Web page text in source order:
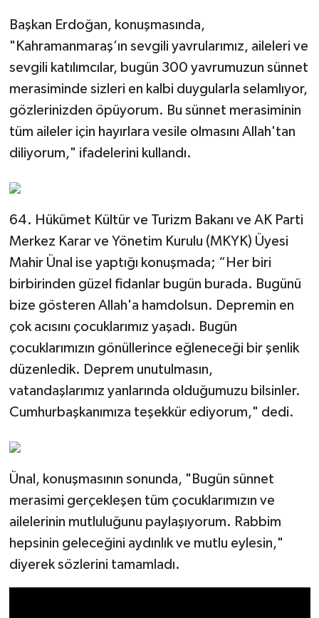
Başkan Erdoğan, konuşmasında,
"Kahramanmaraş’ın sevgili yavrularımız, aileleri ve
sevgili katılımcılar, bugün 300 yavrumuzun sünnet
merasiminde sizleri en kalbi duygularla selamlıyor,
gözlerinizden öpüyorum. Bu sünnet merasiminin
tüm aileler için hayırlara vesile olmasını Allah'tan
diliyorum," ifadelerini kullandı.
64. Hükümet Kültür ve Turizm Bakanı ve AK Parti
Merkez Karar ve Yönetim Kurulu (MKYK) Üyesi
Mahir Ünal ise yaptığı konuşmada; “Her biri
birbirinden güzel fidanlar bugün burada. Bugünü
bize gösteren Allah'a hamdolsun. Depremin en
çok acısını çocuklarımız yaşadı. Bugün
çocuklarımızın gönüllerince eğleneceği bir şenlik
düzenledik. Deprem unutulmasın,
vatandaşlarımız yanlarında olduğumuzu bilsinler.
Cumhurbaşkanımıza teşekkür ediyorum," dedi.
Ünal, konuşmasının sonunda, "Bugün sünnet
merasimi gerçekleşen tüm çocuklarımızın ve
ailelerinin mutluluğunu paylaşıyorum. Rabbim
hepsinin geleceğini aydınlık ve mutlu eylesin,"
diyerek sözlerini tamamladı.